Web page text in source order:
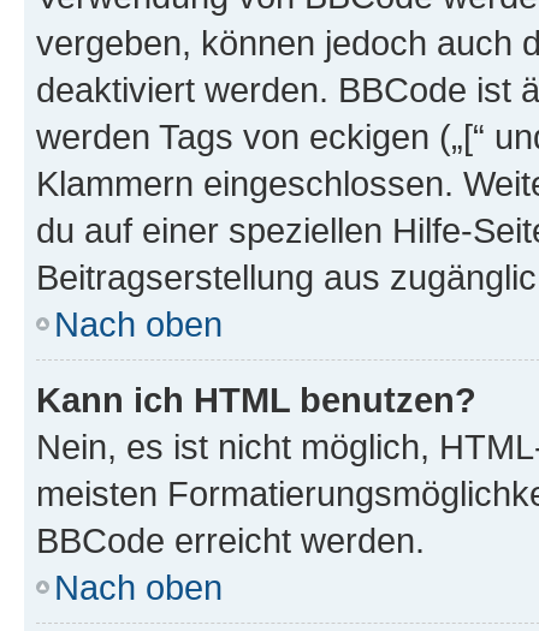
vergeben, können jedoch auch
deaktiviert werden. BBCode ist
werden Tags von eckigen („[“
Klammern eingeschlossen.
du auf einer speziellen Hilfe-
Beitragserstellung aus
Nach oben
Kann ich HTML benutzen?
Nein, es ist nicht möglich,
meisten
BBCode erreicht werden.
Nach oben